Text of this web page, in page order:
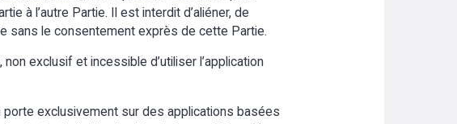
à l’autre Partie. Il est interdit d’aliéner, de
sans le consentement exprès de cette Partie.
exclusif et incessible d’utiliser l’application
porte exclusivement sur des applications basées